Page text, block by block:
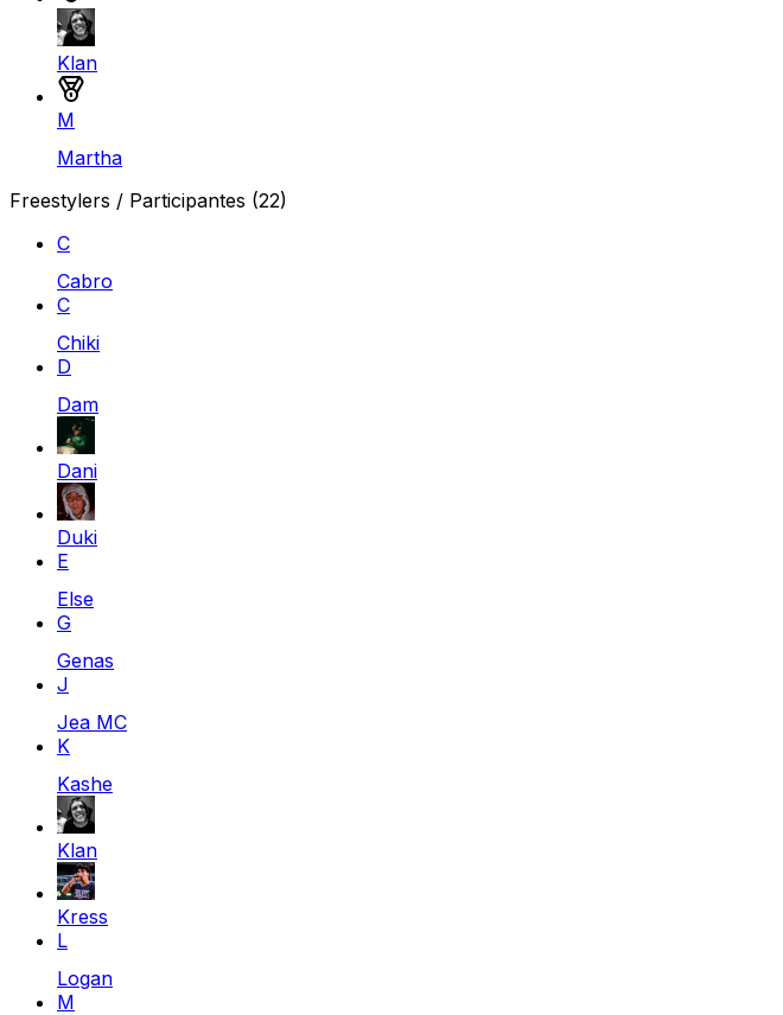
Klan
M
Martha
Freestylers / Participantes (22)
C
Cabro
C
Chiki
D
Dam
Dani
Duki
E
Else
G
Genas
J
Jea MC
K
Kashe
Klan
Kress
L
Logan
M